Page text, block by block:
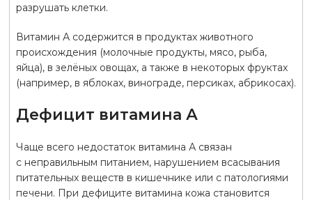
разрушать клетки.
Витамин А содержится в продуктах животного
происхождения (молочные продукты, мясо, рыба,
яйца), в зелёных овощах, а также в некоторых фруктах
(например, в яблоках, винограде, персиках, абрикосах).
Дефицит витамина А
Чаще всего недостаток витамина А связан
с неправильным питанием, нарушением всасывания
питательных веществ в кишечнике или с патологиями
печени. При дефиците витамина кожа становится